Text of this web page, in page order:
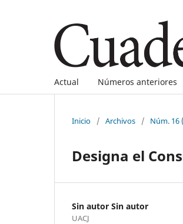
Actual Números anteriores
Inicio / Archivos / Núm. 16
Designa el
Sin autor Sin autor
UACJ